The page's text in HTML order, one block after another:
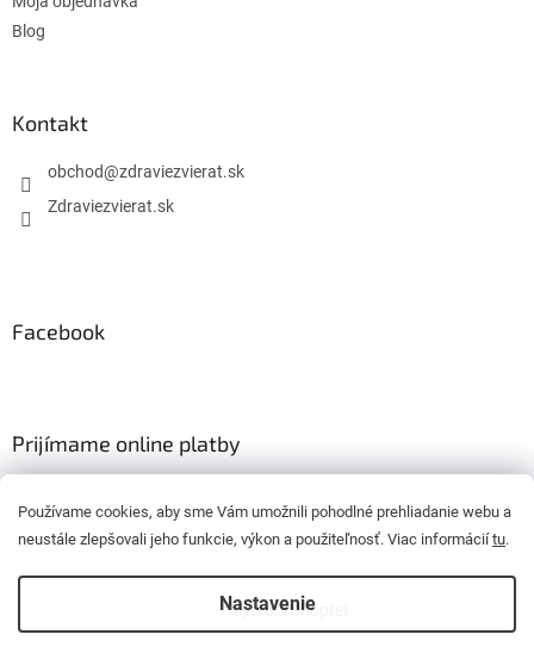
Používame cookies, aby sme Vám umožnili pohodlné prehliadanie webu a
neustále zlepšovali jeho funkcie, výkon a použiteľnosť. Viac informáciítu.
Nastavenie
Blog
Kontakt
obchod@zdraviezvierat.sk
Zdraviezvierat.sk
Facebook
Prijímame online platby
Vytvoril Shoptet